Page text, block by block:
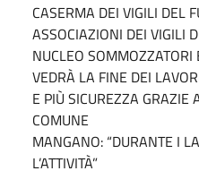
CASERMA DEI VIGILI DEL
ASSOCIAZIONI DEI VIGILI
NUCLEO SOMMOZZATORI
VEDRÀ LA FINE DEI
E PIÙ SICUREZZA GRAZIE
COMUNE
MANGANO: “DURANTE I
L’ATTIVITÀ”